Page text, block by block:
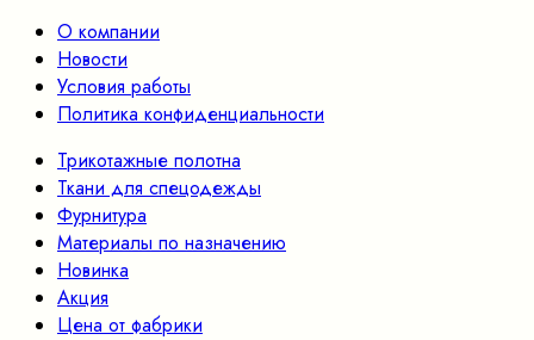
О компании
Новости
Условия работы
Политика конфиденциальности
Трикотажные полотна
Ткани для спецодежды
Фурнитура
Материалы по назначению
Новинка
Акция
Цена от фабрики